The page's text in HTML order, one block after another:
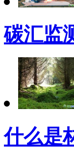
碳汇监
什么是